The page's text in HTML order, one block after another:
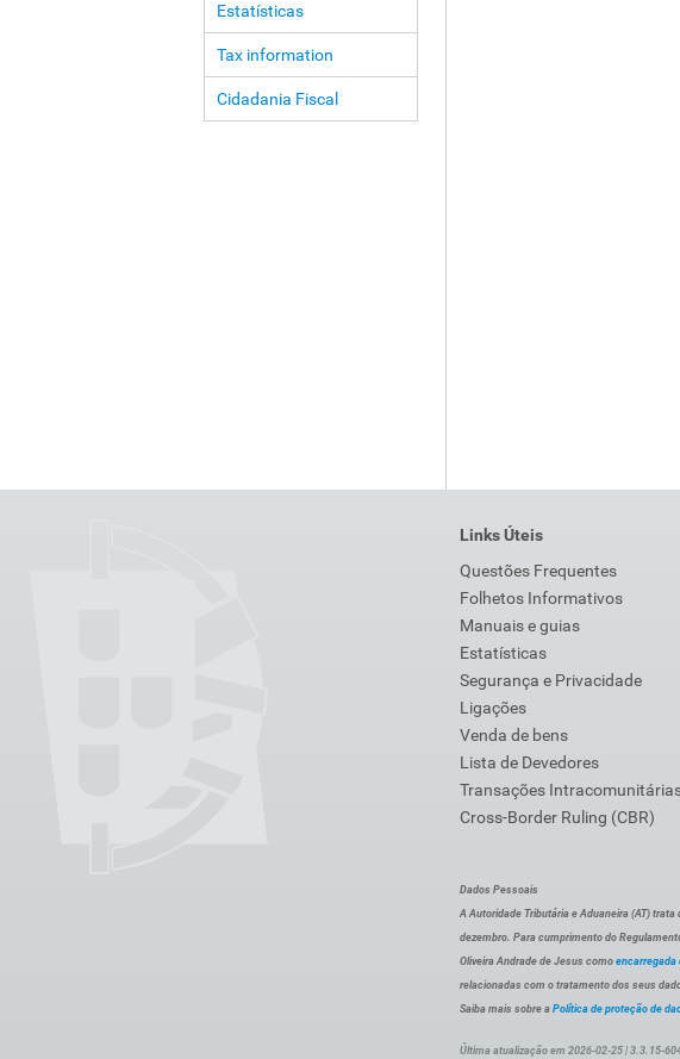
Estatísticas
Tax information
Cidadania Fiscal
Links Úteis
Questões Frequentes
Folhetos Informativos
Manuais e guias
Estatísticas
Segurança e Privacidade
Ligações
Venda de bens
Lista de Devedores
Transações
Cross-Border Ruling (CBR)
Dados Pessoais
A Autoridade Tributária e Aduaneira (AT)
dezembro. Para cumprimento do
Oliveira Andrade de Jesus como encarregada
relacionadas com o tratamento dos seus
Saiba mais sobre a Política de proteção de
Última atualização em 2026-02-25 | 3.3.15-